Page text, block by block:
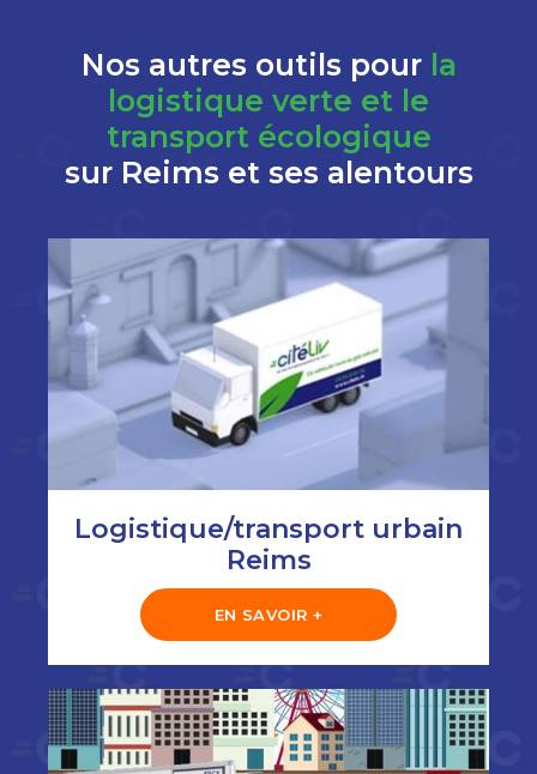
Nos autres outils pour la
logistique verte et le
transport écologique
sur Reims et ses alentours
Logistique/transport urbain
Reims
EN SAVOIR +